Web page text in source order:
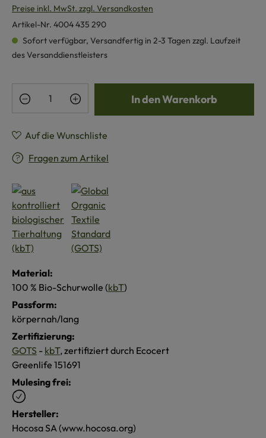
Preise inkl. MwSt. zzgl. Versandkosten
Artikel-Nr. 4004 435 290
Sofort verfügbar, Versandfertig in 2-3 Tagen zzgl. Laufzeit
des Versanddienstleisters
Produkt Anzahl: Gib den gewünschten
In den Warenkorb
Auf die Wunschliste
Fragen zum Artikel
Material:
100 % Bio-Schurwolle (kbT)
Passform:
körpernah/lang
Zertifizierung:
GOTS - kbT, zertifiziert durch Ecocert
Greenlife 151691
Mulesing frei:
Hersteller:
Hocosa SA (www.hocosa.org)